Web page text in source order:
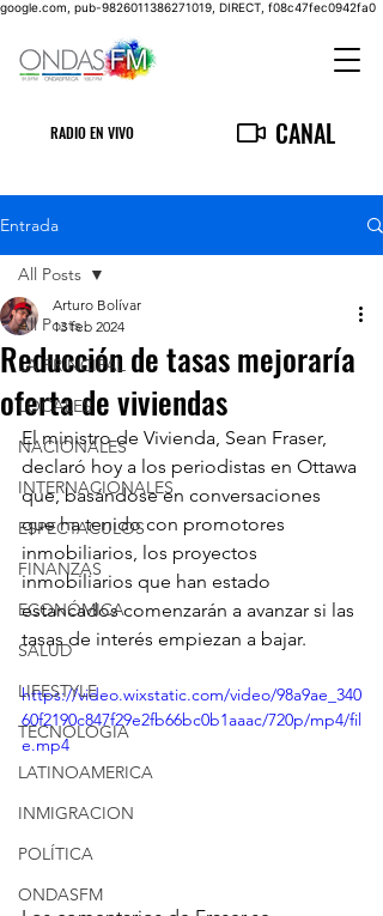
google.com, pub-9826011386271019, DIRECT, f08c47fec0942fa0
RADIO EN VIVO CANAL
Entrada
All Posts
LA PRINCIPAL
LOCALES
NACIONALES
INTERNACIONALES
ESPECTACULOS
FINANZAS
ECONÓMICA
SALUD
LIFESTYLE
TECNOLOGIA
LATINOAMERICA
INMIGRACION
POLÍTICA
ONDASFM
All Posts
Reducción de tasas mejoraría
oferta de viviendas
Arturo Bolívar
13 feb 2024
El ministro de Vivienda, Sean Fraser,
declaró hoy a los periodistas en Ottawa
que, basándose en conversaciones
que ha tenido con promotores
inmobiliarios, los proyectos
inmobiliarios que han estado
estancados comenzarán a avanzar si las
tasas de interés empiezan a bajar.
https://video.wixstatic.com/video/98a9ae_340
60f2190c847f29e2fb66bc0b1aaac/720p/mp4/fil
e.mp4